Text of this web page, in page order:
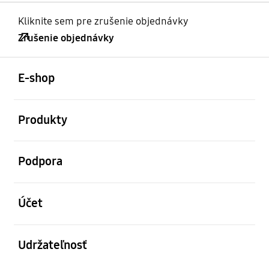
Kliknite sem pre zrušenie objednávky
Zrušenie objednávky
E-shop
Produkty
Podpora
Účet
Udržateľnosť